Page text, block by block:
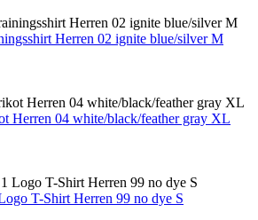
Herren 02 ignite blue/silver M
Herren 04 white/black/feather gray XL
T-Shirt Herren 99 no dye S